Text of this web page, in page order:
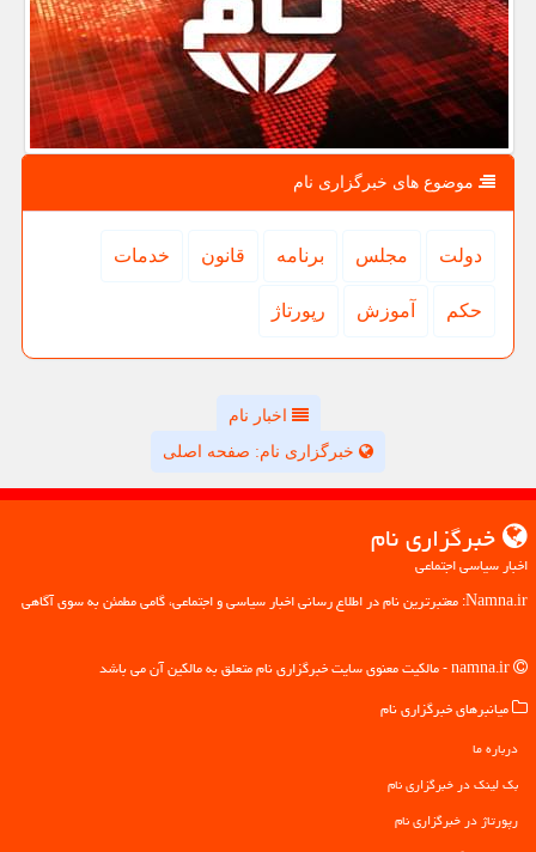
موضوع های خبرگزاری نام
دولت مجلس برنامه قانون خدمات
حكم آموزش رپورتاژ
اخبار نام
خبرگزاری نام: صفحه اصلی
خبرگزاری نام
اخبار سیاسی اجتماعی
Namna.ir: معتبرترین نام در اطلاع رسانی اخبار سیاسی و اجتماعی، گامی مطمئن به سوی آگاهی
میانبرهای خبرگزاری نام
درباره ما
بک لینک در خبرگزاری نام
رپورتاژ در خبرگزاری نام